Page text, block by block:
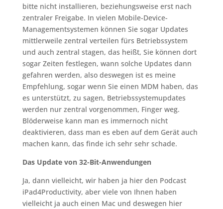
bitte nicht installieren, beziehungsweise erst nach
zentraler Freigabe. In vielen Mobile-Device-
Managementsystemen können Sie sogar Updates
mittlerweile zentral verteilen fürs Betriebssystem
und auch zentral stagen, das heißt, Sie können dort
sogar Zeiten festlegen, wann solche Updates dann
gefahren werden, also deswegen ist es meine
Empfehlung, sogar wenn Sie einen MDM haben, das
es unterstützt, zu sagen, Betriebssystemupdates
werden nur zentral vorgenommen, Finger weg.
Blöderweise kann man es immernoch nicht
deaktivieren, dass man es eben auf dem Gerät auch
machen kann, das finde ich sehr sehr schade.
Das Update von 32-Bit-Anwendungen
Ja, dann vielleicht, wir haben ja hier den Podcast
iPad4Productivity, aber viele von Ihnen haben
vielleicht ja auch einen Mac und deswegen hier